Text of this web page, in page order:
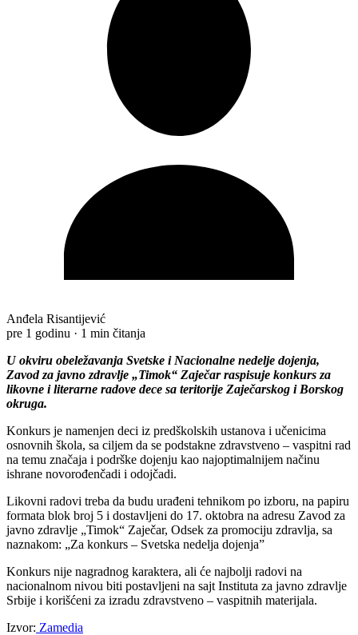
Anđela Risantijević
pre 1 godinu · 1 min čitanja
U okviru obeležavanja Svetske i Nacionalne nedelje dojenja,
Zavod za javno zdravlje „Timok“ Zaječar raspisuje konkurs za
likovne i literarne radove dece sa teritorije Zaječarskog i Borskog
okruga.
Konkurs je namenjen deci iz predškolskih ustanova i učenicima
osnovnih škola, sa ciljem da se podstakne zdravstveno – vaspitni rad
na temu značaja i podrške dojenju kao najoptimalnijem načinu
ishrane novorođenčadi i odojčadi.
Likovni radovi treba da budu urađeni tehnikom po izboru, na papiru
formata blok broj 5 i dostavljeni do 17. oktobra na adresu Zavod za
javno zdravlje „Timok“ Zaječar​, Odsek za promociju zdravlja, sa
naznakom: „Za konkurs – Svetska nedelja dojenja”
Konkurs nije nagradnog karaktera, ali će najbolji radovi na
nacionalnom nivou biti postavljeni na sajt Instituta za javno zdravlje
Srbije i korišćeni za izradu zdravstveno – vaspitnih materijala.
Izvor: Zamedia